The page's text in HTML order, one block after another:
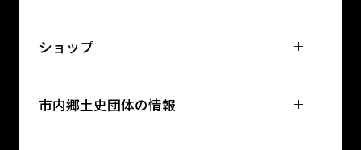
ショップ
市内郷土史団体の情報